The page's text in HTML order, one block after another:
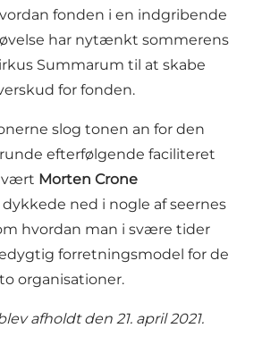
fonden i en indgribende
har nytænkt sommerens
Summarum til at skabe
for fonden.
slog tonen an for den
efterfølgende faciliteret
vært Morten Crone
dykkede ned i nogle af seernes
hvordan man i svære tider
forretningsmodel for de
to organisationer.
afholdt den 21. april 2021.